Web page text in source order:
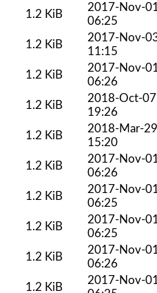
1.2 KiB
2017-Nov-
06:25
1.2 KiB
2017-Nov-
11:15
1.2 KiB
2017-Nov-
06:26
1.2 KiB
2018-Oct-07
19:26
1.2 KiB
2018-Mar-29
15:20
1.2 KiB
2017-Nov-
06:26
1.2 KiB
2017-Nov-
06:25
1.2 KiB
2017-Nov-
06:25
1.2 KiB
2017-Nov-
06:26
1.2 KiB
2017-Nov-